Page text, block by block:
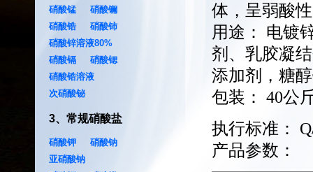
硝酸锰
硝酸镧
硝酸锆
硝酸铈
硝酸锌溶液80%
硝酸镉
硝酸锶
硝酸锆溶液
次硝酸铋
3、 常规硝酸盐
硝酸钾
硝酸钠
亚硝酸钠
体，呈弱酸
用途： 电镀
剂、乳胶凝
添加剂，糖
包装： 40公
执行标准：
产品参数：